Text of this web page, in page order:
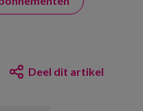
Deel dit artikel